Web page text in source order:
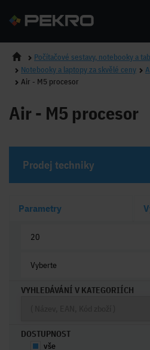
Počítačové sestavy, notebooky a
Notebooky a laptopy za skvělé ceny
Air - M5 procesor
Air - M5 procesor
Prodej techniky
Parametry
20
Vyberte
VYHLEDÁVÁNÍ V KATEGORIÍCH
DOSTUPNOST
vše